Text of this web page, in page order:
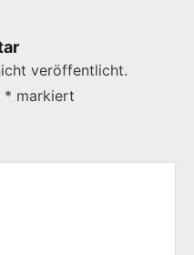
veröffentlicht.
* markiert